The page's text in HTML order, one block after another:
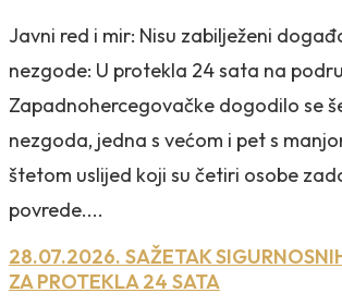
Javni red i mir: Nisu zabilježeni
nezgode: U protekla 24 sata na
Zapadnohercegovačke dogodilo se
nezgoda, jedna s većom i pet s
štetom uslijed koji su četiri osobe
povrede....
28.07.2026. SAŽETAK
ZA PROTEKLA 24 SATA